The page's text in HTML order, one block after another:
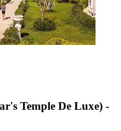
Temple De Luxe) -